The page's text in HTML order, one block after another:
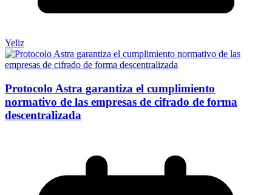
Yeliz
Protocolo Astra garantiza el cumplimiento
normativo de las empresas de cifrado de forma
descentralizada